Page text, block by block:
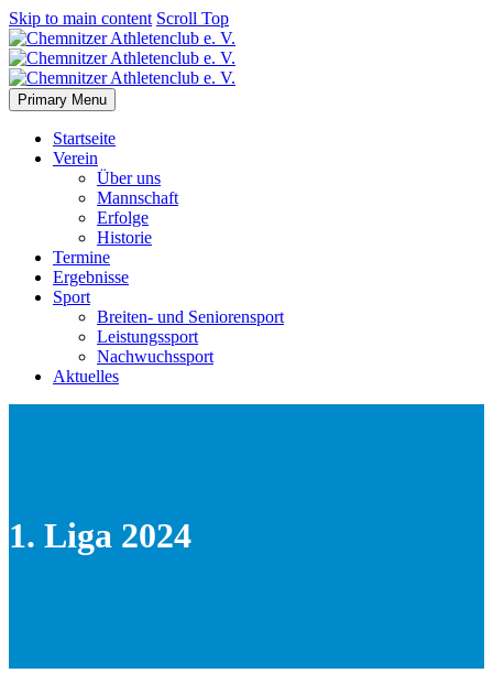
Skip to main content Scroll Top
Primary Menu
Startseite
Verein
Über uns
Mannschaft
Erfolge
Historie
Termine
Ergebnisse
Sport
Breiten- und Seniorensport
Leistungssport
Nachwuchssport
Aktuelles
1. Liga 2024